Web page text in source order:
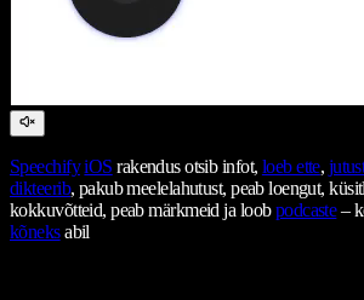
Speechify iOS rakendus otsib infot, loeb ette,
dikteerib, pakub meelelahutust, peab loengut,
kokkuvõtteid, peab märkmeid ja loobpodcaste–
kõneksabil